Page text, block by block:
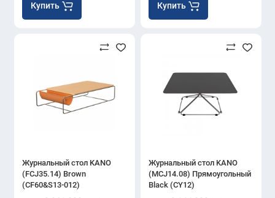
Купить Купить
Журнальный стол KANO
(FCJ35.14) Brown
(CF60&S13-012)
Журнальный стол KANO
(MCJ14.08) Прямоугольный
Black (CY12)